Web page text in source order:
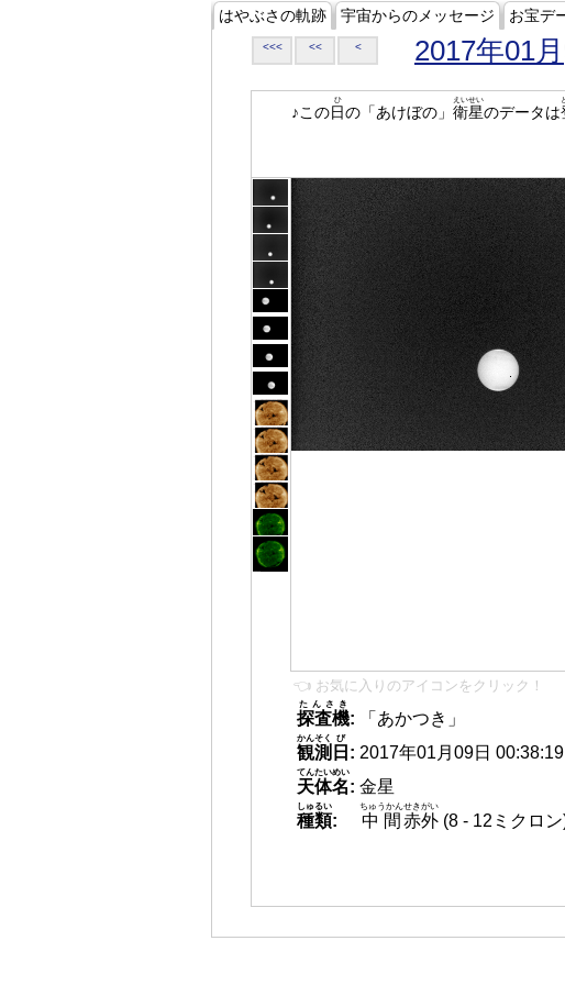
はやぶさの軌跡 宇宙からのメッセージ お宝デ
<<< << < 2017年01月
♪この日
ひ
の「あけぼの」 衛星
えいせい
のデータは
👈 お気に入りのアイコンをクリック！
探査機
たんさき
:
「あかつき」
観測
かんそく
日
び
: 2017年01月09日 00:38:19
天体名
てんたいめい
: 金星
種類
しゅるい
: 中間
ちゅうかん
赤外
せきがい
(8 - 12ミクロ